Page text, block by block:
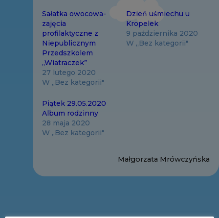
Sałatka owocowa-
zajęcia
profilaktyczne z
Niepublicznym
Przedszkolem
„Wiatraczek”
27 lutego 2020
W „Bez kategorii"
Dzień uśmiechu u
Kropelek
9 października 2020
W „Bez kategorii"
Piątek 29.05.2020
Album rodzinny
28 maja 2020
W „Bez kategorii"
Małgorzata Mrówczyńska